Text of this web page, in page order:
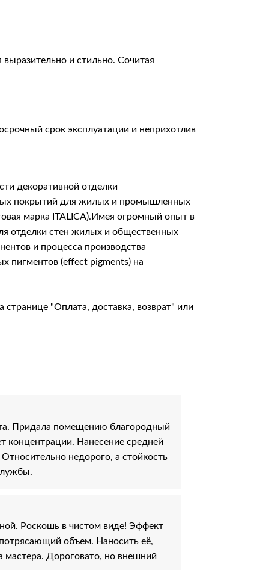
и стильно. Сочитая
срок эксплуатации и неприхотлив
декоративной отделки
покрытий для жилых и промышленных
марка ITALICA).Имея огромный опыт в
отделки стен жилых и общественных
и процесса производства
пигментов (effect pigments) на
странице "Оплата, доставка, возврат" или
Придала помещению благородный
концентрации. Нанесение средней
недорого, а стойкость
Роскошь в чистом виде! Эффект
объем. Наносить её,
мастера. Дороговато, но внешний